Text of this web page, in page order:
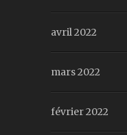
avril 2022
mars 2022
février 2022